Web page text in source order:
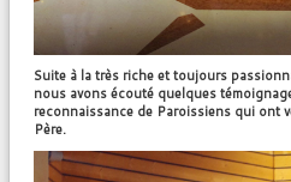
Suite à la très riche et toujours
nous avons écouté quelques
reconnaissance de Paroissiens qui ont
Père.